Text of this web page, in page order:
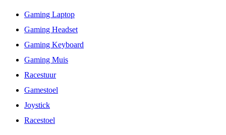
Gaming Laptop
Gaming Headset
Gaming Keyboard
Gaming Muis
Racestuur
Gamestoel
Joystick
Racestoel